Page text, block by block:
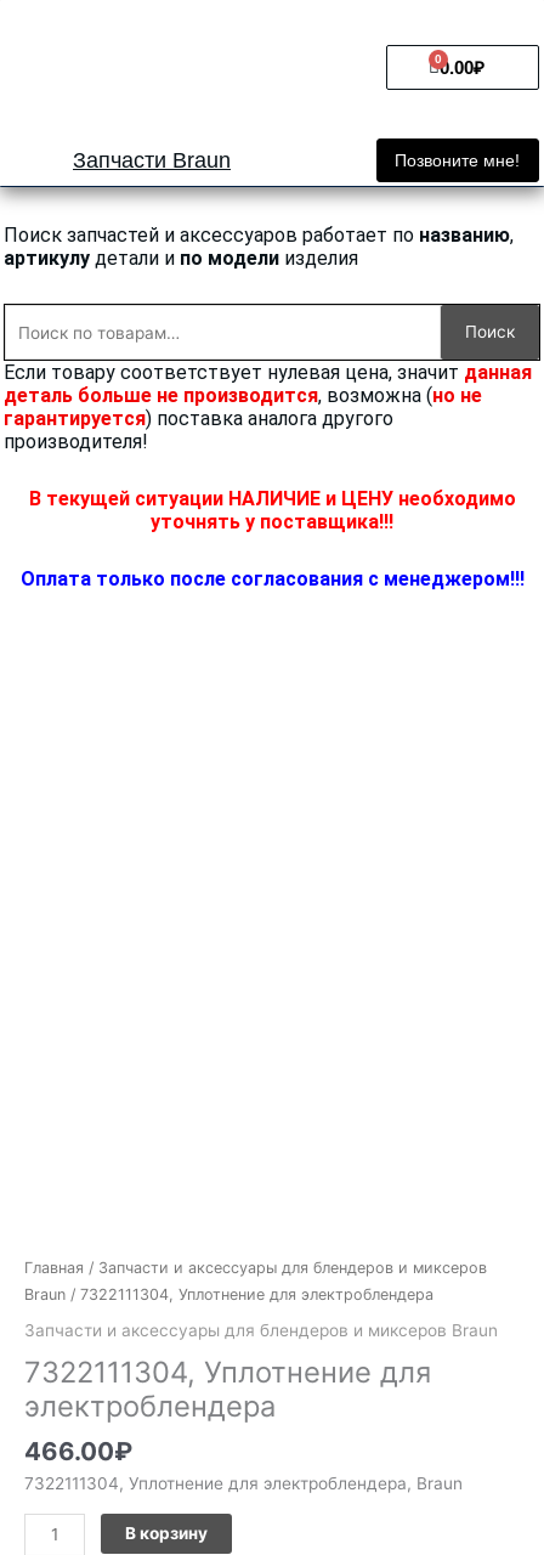
0.00₽
0
Cart
Запчасти Braun Позвоните мне!
Поиск запчастей и аксессуаров работает по названию,
артикулу детали и по модели изделия
Поиск
Если товару соответствует нулевая цена, значит данная
деталь больше не производится, возможна (но не
гарантируется) поставка аналога другого
производителя!
В текущей ситуации НАЛИЧИЕ и ЦЕНУ необходимо
уточнять у поставщика!!!
Оплата только после согласования с менеджером!!!
Главная / Запчасти и аксессуары для блендеров и миксеров
Braun / 7322111304, Уплотнение для электроблендера
Запчасти и аксессуары для блендеров и миксеров Braun
7322111304, Уплотнение для
электроблендера
466.00₽
7322111304, Уплотнение для электроблендера, Braun
В корзину